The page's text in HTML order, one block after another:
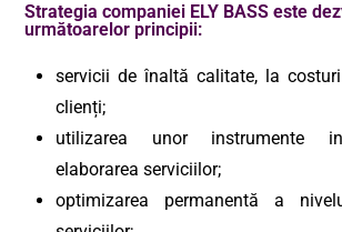
Strategia companiei ELY BASS este
următoarelor principii:
servicii de înaltă calitate, la
clienți;
utilizarea unor instrumente
elaborarea serviciilor;
optimizarea permanentă a